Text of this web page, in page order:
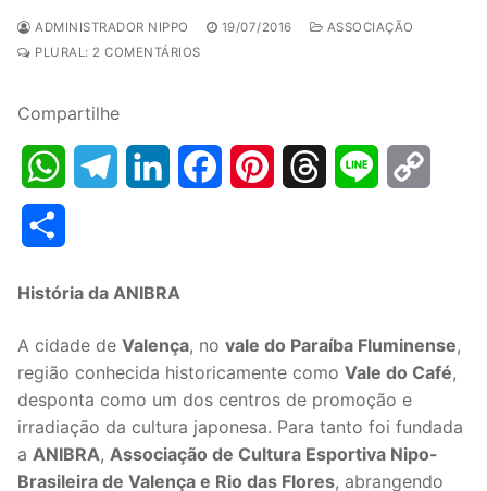
ADMINISTRADOR NIPPO 19/07/2016
ASSOCIAÇÃO
PLURAL: 2 COMENTÁRIOS
Compartilhe
WhatsAppTelegramLinkedInFacebookPinterestThreads Line
História da ANIBRA
A cidade de Valença, no vale do Paraíba Fluminense,
região conhecida historicamente como Vale do Café,
desponta como um dos centros de promoção e
irradiação da cultura japonesa. Para tanto foi fundada
a ANIBRA, Associação de Cultura Esportiva Nipo-
Brasileira de Valença e Rio das Flores, abrangendo